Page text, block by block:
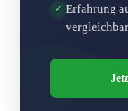
✓ Erfahrung